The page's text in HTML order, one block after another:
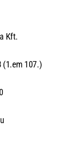
Kft.
(1.em 107.)